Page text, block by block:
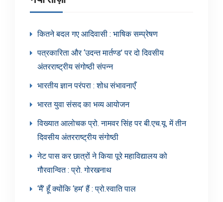
कितने बदल गए आदिवासी : भाषिक सम्प्रेषण
पत्रकारिता और ‘उदन्त मार्तण्ड’ पर दो दिवसीय
अंतरराष्ट्रीय संगोष्ठी संपन्न
भारतीय ज्ञान परंपरा : शोध संभावनाएँ
भारत युवा संसद का भव्य आयोजन
विख्यात आलोचक प्रो. नामवर सिंह पर बी.एच.यू. में तीन
दिवसीय अंतरराष्ट्रीय संगोष्ठी
नेट पास कर छात्रों ने किया पूरे महाविद्यालय को
गौरवान्वित : प्रो. गोरखनाथ
‘मैं’ हूँ क्योंकि ‘हम’ हैं : प्रो.स्वाति पाल